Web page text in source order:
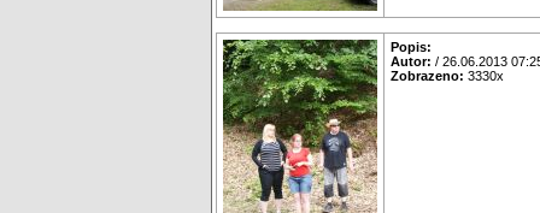
Popis:
Autor: / 26.06.2013
Zobrazeno: 3330x